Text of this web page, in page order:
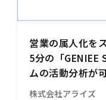
営業の属人化を
5分の「GENIEE
ムの活動分析が
株式会社アライズ